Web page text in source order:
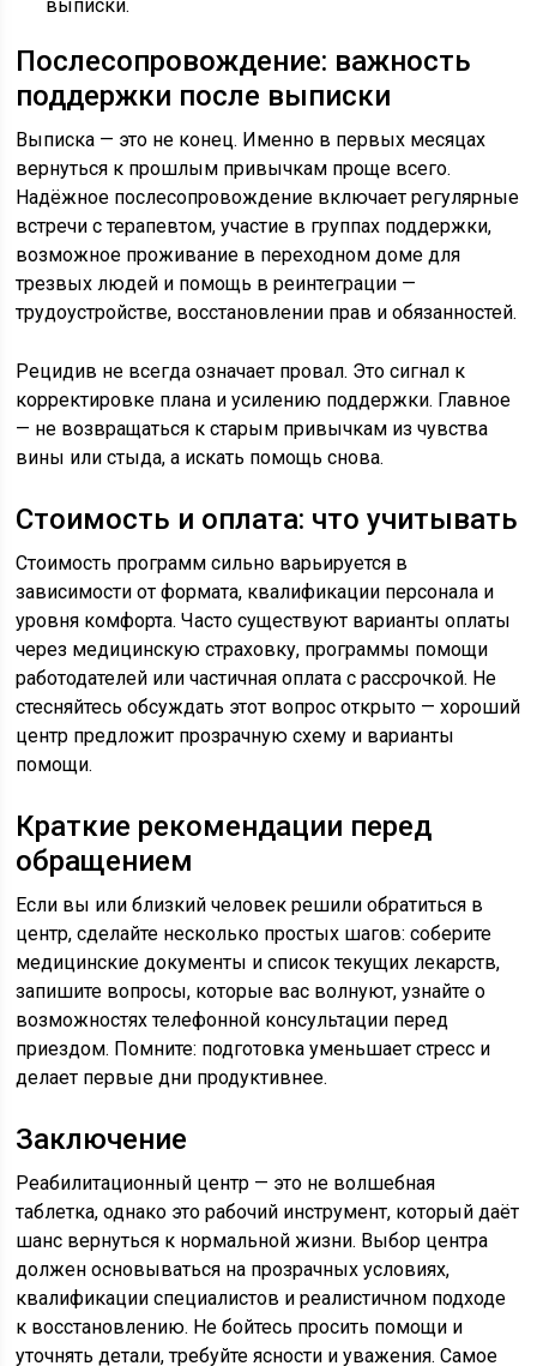
выписки.
Послесопровождение: важность
поддержки после выписки
Выписка — это не конец. Именно в первых месяцах
вернуться к прошлым привычкам проще всего.
Надёжное послесопровождение включает регулярные
встречи с терапевтом, участие в группах поддержки,
возможное проживание в переходном доме для
трезвых людей и помощь в реинтеграции —
трудоустройстве, восстановлении прав и обязанностей.
Рецидив не всегда означает провал. Это сигнал к
корректировке плана и усилению поддержки. Главное
— не возвращаться к старым привычкам из чувства
вины или стыда, а искать помощь снова.
Стоимость и оплата: что учитывать
Стоимость программ сильно варьируется в
зависимости от формата, квалификации персонала и
уровня комфорта. Часто существуют варианты оплаты
через медицинскую страховку, программы помощи
работодателей или частичная оплата с рассрочкой. Не
стесняйтесь обсуждать этот вопрос открыто — хороший
центр предложит прозрачную схему и варианты
помощи.
Краткие рекомендации перед
обращением
Если вы или близкий человек решили обратиться в
центр, сделайте несколько простых шагов: соберите
медицинские документы и список текущих лекарств,
запишите вопросы, которые вас волнуют, узнайте о
возможностях телефонной консультации перед
приездом. Помните: подготовка уменьшает стресс и
делает первые дни продуктивнее.
Заключение
Реабилитационный центр — это не волшебная
таблетка, однако это рабочий инструмент, который даёт
шанс вернуться к нормальной жизни. Выбор центра
должен основываться на прозрачных условиях,
квалификации специалистов и реалистичном подходе
к восстановлению. Не бойтесь просить помощи и
уточнять детали, требуйте ясности и уважения. Самое